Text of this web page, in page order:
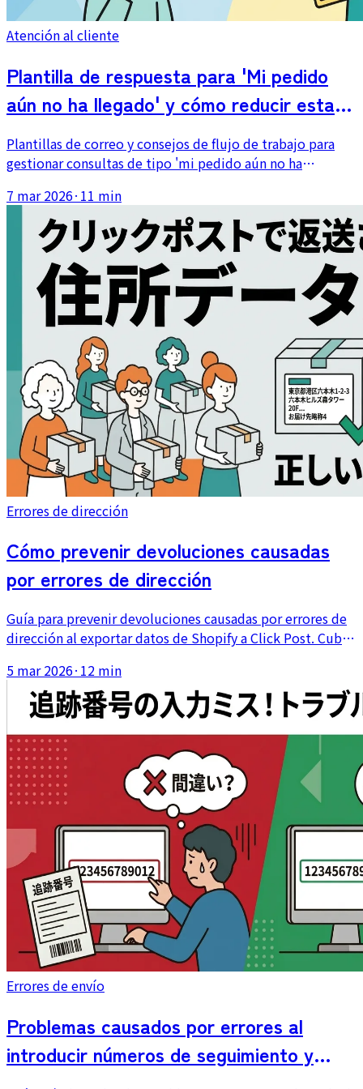
Atención al cliente
Plantilla de respuesta para 'Mi pedido
aún no ha llegado' y cómo reducir estas
consultas
Plantillas de correo y consejos de flujo de trabajo para
gestionar consultas de tipo 'mi pedido aún no ha
respuestas según el estado y formas de prevenir la
consulta antes de que aparezca.
7 mar 2026· 11 min
Errores de dirección
Cómo prevenir devoluciones causadas
por errores de dirección
Guía para prevenir devoluciones causadas por errores de
dirección al exportar datos de Shopify a Click Post. Cubre
problemas entre ancho completo y medio ancho, e
inconsistencias de formato.
5 mar 2026· 12 min
Errores de envío
Problemas causados por errores al
introducir números de seguimiento y
cómo prevenirlos